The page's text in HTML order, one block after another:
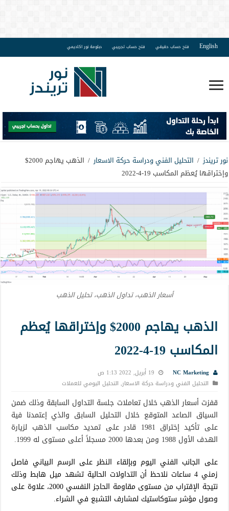
English فتح حساب حقيقي فتح حساب تجريبي دبلومة نور اكاديمي
نور تريندز / التحليل الفني ودراسة حركة الاسعار /
الذهب يهاجم 2000$
وإختراقها يُعظم المكاسب 19-4-2022
أسعار الذهب، تداول الذهب، تحليل الذهب
الذهب يهاجم 2000$ وإختراقها يُعظم
المكاسب 19-4-2022
NC Marketing
19 أبريل, 2022 1:13 ص
التحليل الفني ودراسة حركة الاسعار, التحليل اليومي للعملات
قفزت أسعار الذهب خلال تعاملات جلسة التداول السابقة وذلك ضمن
السياق الصاعد المتوقع خلال التحليل السابق والذي إعتمدنا فية
على تأكيد إختراق 1981 قادر على تمديد مكاسب الذهب لزيارة
الهدف الأول 1988 ومن بعدها 2000 مسجلاً أعلى مستوى له 1999.
على الجانب الفني اليوم وبإلقاء النظر على الرسم البياني فاصل
زمني 4 ساعات نلاحظ أن التداولات الحالية تشهد ميل هابط وذلك
نتيجة الإقتراب من مستوى مقاومة الحاجز النفسي 2000، علاوة على
وصول مؤشر ستوكاستيك لمشارف التشبع في الشراء.